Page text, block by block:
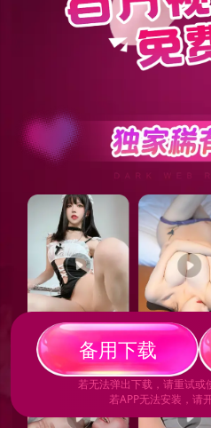
备用下载
若无法弹出下载，请重试或
若APP无法安装，请